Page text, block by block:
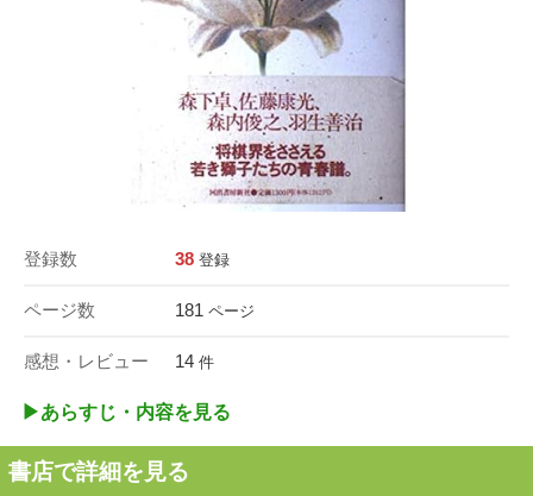
登録数 38 登録
ページ数 181 ページ
感想・レビュー 14 件
▶︎あらすじ・内容を見る
書店で詳細を見る